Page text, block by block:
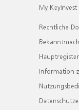
My KeyInvest
Rechtliche
Hauptregister
Information